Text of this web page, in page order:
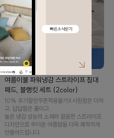
여름이불 파워냉감 스트라이프 침대
패드, 블랭킷 세트 (2color)
10% 추가할인️쿠폰적용불가X️시원함은 더하
고, 답답함은 줄이고.
높은 냉감 성능의 소재와 깔끔한 스트라이프
디자인으로 무더운 여름밤을 더욱 쾌적하게
만들어드립니다.